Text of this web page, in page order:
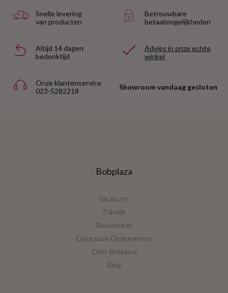
Snelle levering
van producten
Betrouwbare
betaalmogelijkheden
Altijd 14 dagen
bedenktijd
Advies in onze echte
winkel
Onze klantenservice
023-5282218
Showroom vandaag gesloten
Bobplaza
Vacatures
Zakelijk
Nieuwsbrief
Duurzaam Ondernemen
Over Bobplaza
Blog